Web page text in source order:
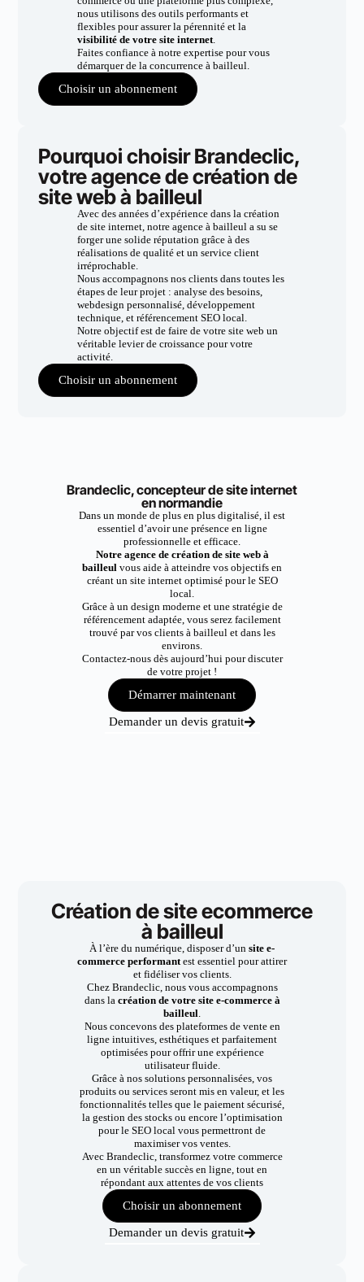
nous utilisons des outils performants et
flexibles pour assurer la pérennité et la
visibilité de votre site internet.
Faites confiance à notre expertise pour vous
démarquer de la concurrence à bailleul.
Choisir un abonnement
Pourquoi choisir Brandeclic,
votre agence de création de
site web à bailleul
Avec des années d’expérience dans la création
de site internet, notre agence à bailleul a su se
forger une solide réputation grâce à des
réalisations de qualité et un service client
irréprochable.
Nous accompagnons nos clients dans toutes les
étapes de leur projet : analyse des besoins,
webdesign personnalisé, développement
technique, et référencement SEO local.
Notre objectif est de faire de votre site web un
véritable levier de croissance pour votre
activité.
Choisir un abonnement
Brandeclic, concepteur de site internet
en normandie
Dans un monde de plus en plus digitalisé, il est
essentiel d’avoir une présence en ligne
professionnelle et efficace.
Notre agence de création de site web à
bailleul vous aide à atteindre vos objectifs en
créant un site internet optimisé pour le SEO
local.
Grâce à un design moderne et une stratégie de
référencement adaptée, vous serez facilement
trouvé par vos clients à bailleul et dans les
environs.
Contactez-nous dès aujourd’hui pour discuter
de votre projet !
Démarrer maintenant
Demander un devis gratuit
Création de site ecommerce
à bailleul
À l’ère du numérique, disposer d’un site e-
commerce performantest essentiel pour attirer
et fidéliser vos clients.
Chez Brandeclic, nous vous accompagnons
dans la création de votre site e-commerce à
bailleul.
Nous concevons des plateformes de vente en
ligne intuitives, esthétiques et parfaitement
optimisées pour offrir une expérience
utilisateur fluide.
Grâce à nos solutions personnalisées, vos
produits ou services seront mis en valeur, et les
fonctionnalités telles que le paiement sécurisé,
la gestion des stocks ou encore l’optimisation
pour le SEO local vous permettront de
maximiser vos ventes.
Avec Brandeclic, transformez votre commerce
en un véritable succès en ligne, tout en
répondant aux attentes de vos clients
Choisir un abonnement
Demander un devis gratuit